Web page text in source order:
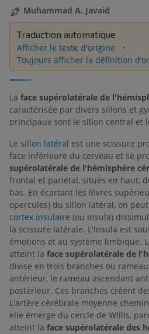
Muhammad A. Javaid
Traduction automatique
Afficher le texte d'origine
Toujours afficher la définition
La face supérolatérale de
caractérisée par divers sillons et
principaux sont le sillon central et
Le sillon latéral est une scissure
face inférieure du cerveau et se
supérolatérale de l'hémisphère
frontal et pariétal, situés en haut,
bas. En écartant les lèvres
opercules) du sillon latéral, on
cortex insulaire (ou insula)
la scissure latérale. L'insula est
émotions et au système limbique.
atteint la face supérolatérale de
divise en trois branches ou
antérieur, le rameau ascendant
postérieur. Ces branches créent
L'artère cérébrale moyenne
elle émerge du cercle de Willis,
atteint la face supérolatérale des